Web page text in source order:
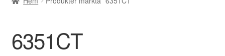
Betalningar
Integritetspolicy
6351CT